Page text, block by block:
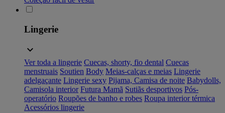
Lingerie
Ver toda a lingerie Cuecas, shorty, fio dental Cuecas
menstruais Soutien Body Meias-calças e meias Lingerie
adelgaçante Lingerie sexy Pijama, Camisa de noite Babydolls,
Camisola interior Futura Mamã Sutiãs desportivos Pós-
operatório Roupões de banho e robes Roupa interior térmica
Acessórios lingerie